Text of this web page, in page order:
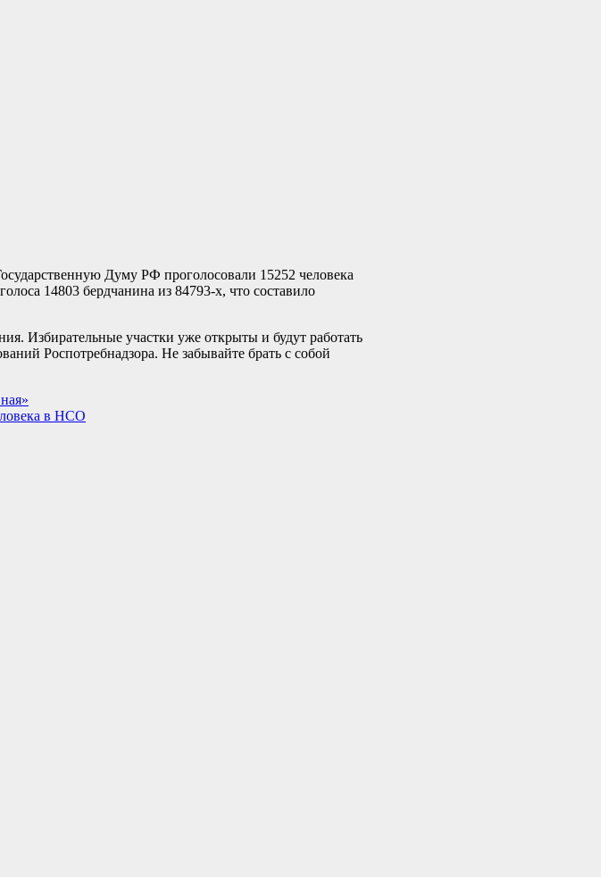
Думу РФ проголосовали 15252 человека
14803 бердчанина из 84793-х, что составило
Избирательные участки уже открыты и будут работать
Роспотребнадзора. Не забывайте брать с собой
в НСО